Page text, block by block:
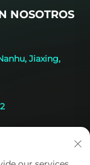
NOSOTROS
Jiaxing,